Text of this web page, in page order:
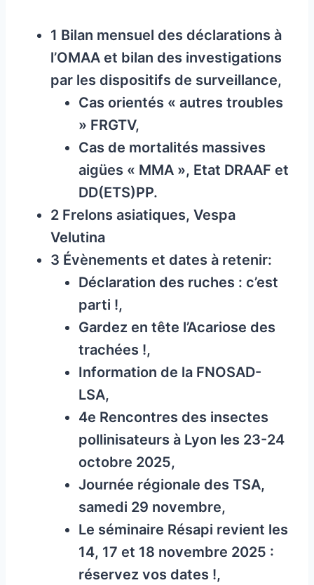
1 Bilan mensuel des déclarations à
l’OMAA et bilan des investigations
par les dispositifs de surveillance,
Cas orientés « autres troubles
» FRGTV,
Cas de mortalités massives
aigües « MMA », Etat DRAAF et
DD(ETS)PP.
2 Frelons asiatiques, Vespa
Velutina
3 Évènements et dates à retenir:
Déclaration des ruches : c’est
parti !,
Gardez en tête l’Acariose des
trachées !,
Information de la FNOSAD-
LSA,
4e Rencontres des insectes
pollinisateurs à Lyon les 23-24
octobre 2025,
Journée régionale des TSA,
samedi 29 novembre,
Le séminaire Résapi revient les
14, 17 et 18 novembre 2025 :
réservez vos dates !,